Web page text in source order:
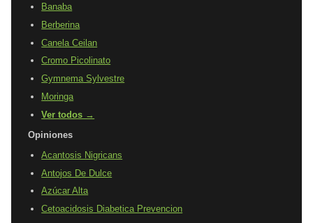
Banaba
Berberina
Canela Ceilan
Cromo Picolinato
Gymnema Sylvestre
Moringa
Ver todos →
Opiniones
Acantosis Nigricans
Antojos De Dulce
Azúcar Alta
Cetoacidosis Diabetica Prevencion